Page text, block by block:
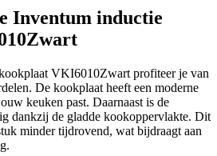
Inventum inductie
VKI6010Zwart profiteer je van
De kookplaat heeft een moderne
keuken past. Daarnaast is de
dankzij de gladde kookoppervlakte. Dit
minder tijdrovend, wat bijdraagt aan